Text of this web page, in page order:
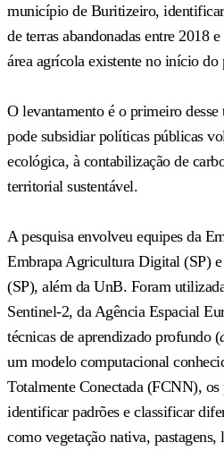
município de Buritizeiro,
de terras abandonadas entre 2018
área agrícola existente no início do
O levantamento é o primeiro
pode subsidiar políticas públicas
ecológica, à contabilização de
territorial sustentável.
A pesquisa envolveu equipes da
Embrapa Agricultura Digital (SP)
(SP), além da UnB. Foram
Sentinel-2, da Agência Espacial
técnicas de aprendizado profundo (
um modelo computacional
Totalmente Conectada (FCNN), os
identificar padrões e classificar
como vegetação nativa, pastagens,